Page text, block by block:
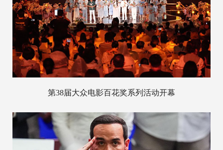
第38届大众电影百花奖系列活动开幕